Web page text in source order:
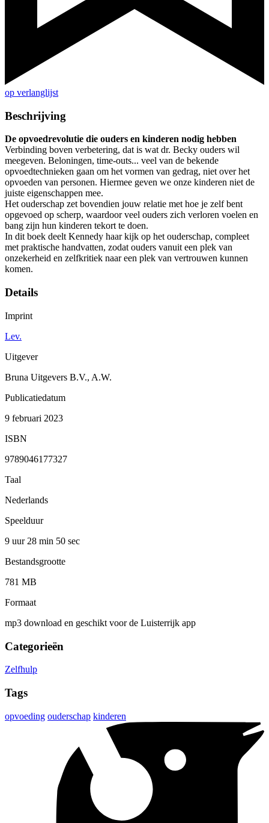
op verlanglijst
Beschrijving
De opvoedrevolutie die ouders en kinderen nodig hebben
Verbinding boven verbetering, dat is wat dr. Becky ouders wil
meegeven. Beloningen, time-outs... veel van de bekende
opvoedtechnieken gaan om het vormen van gedrag, niet over het
opvoeden van personen. Hiermee geven we onze kinderen niet de
juiste eigenschappen mee.
Het ouderschap zet bovendien jouw relatie met hoe je zelf bent
opgevoed op scherp, waardoor veel ouders zich verloren voelen en
bang zijn hun kinderen tekort te doen.
In dit boek deelt Kennedy haar kijk op het ouderschap, compleet
met praktische handvatten, zodat ouders vanuit een plek van
onzekerheid en zelfkritiek naar een plek van vertrouwen kunnen
komen.
Details
Imprint
Lev.
Uitgever
Bruna Uitgevers B.V., A.W.
Publicatiedatum
9 februari 2023
ISBN
9789046177327
Taal
Nederlands
Speelduur
9 uur 28 min 50 sec
Bestandsgrootte
781 MB
Formaat
mp3 download en geschikt voor de Luisterrijk app
Categorieën
Zelfhulp
Tags
opvoeding ouderschap kinderen